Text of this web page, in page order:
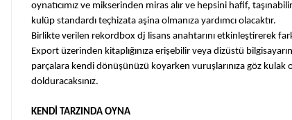
oynatıcımız ve mikserinden miras alır ve hepsini hafif,
kulüp standardı teçhizata aşina olmanıza yardımcı olacaktır.
Birlikte verilen rekordbox dj lisans anahtarını etkinleştirerek
Export üzerinden kitaplığınıza erişebilir veya dizüstü
parçalara kendi dönüşünüzü koyarken vuruşlarınıza göz kulak
dolduracaksınız.
KENDİ TARZINDA OYNA